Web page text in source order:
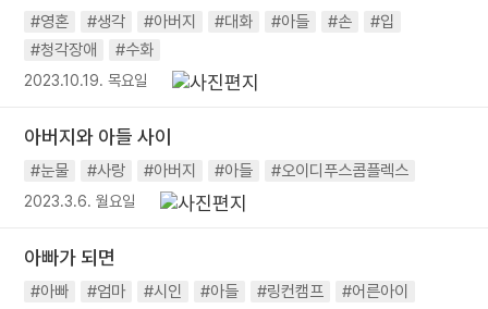
#영혼 #생각 #아버지 #대화 #아들 #손
#입
#청각장애
#수화
2023.10.19. 목요일
아버지와 아들 사이
#눈물 #사랑 #아버지 #아들 #오이디푸스콤플렉스
2023.3.6. 월요일
아빠가 되면
#아빠 #엄마 #시인 #아들 #링컨캠프
#어른아이